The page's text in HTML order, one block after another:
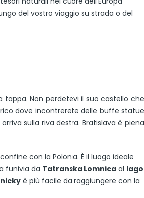
del vostro viaggio su strada o del
tappa. Non perdetevi il suo castello che
dove incontrerete delle buffe statue
arriva sulla riva destra. Bratislava è piena
con la Polonia. È il luogo ideale
funivia da Tatranska Lomnica al lago
è più facile da raggiungere con la